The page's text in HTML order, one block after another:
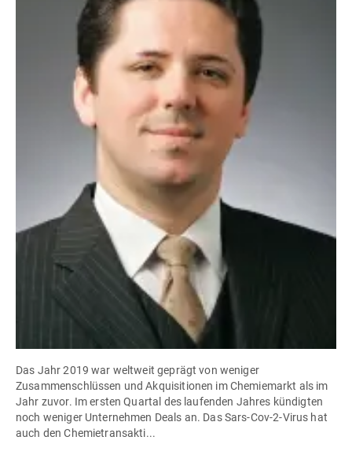
Das Jahr 2019 war weltweit geprägt von weniger
Zusammenschlüssen und Akquisitionen im Chemiemarkt als im
Jahr zuvor. Im ersten Quartal des laufenden Jahres kündigten
noch weniger Unternehmen Deals an. Das Sars-Cov-2-Virus hat
auch den Chemietransakti...